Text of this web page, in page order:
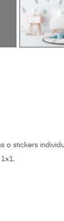
o stickers